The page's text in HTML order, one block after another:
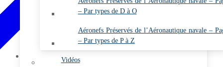
– Par types de D à O
Aéronefs Préservés de l’Aéronautique navale –
– Par types de P à Z
Vidéos
Annuaire de l’ARDHAN (Membres)
Comptes rendus des A.G.O. (Membres)
Etat des cotisations 2026 (Membres)
Mon compte